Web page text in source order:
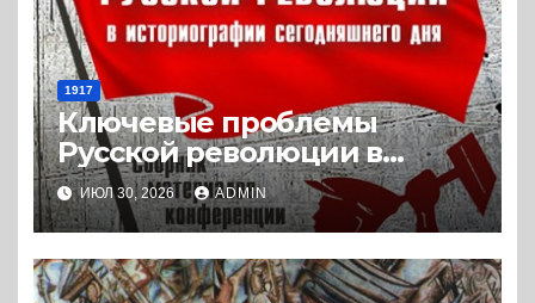
1917
Ключевые проблемы
Русской революции в
историографии
сегодняшнего дня (2024) *
Книга
ИЮЛ 30, 2026 ADMIN